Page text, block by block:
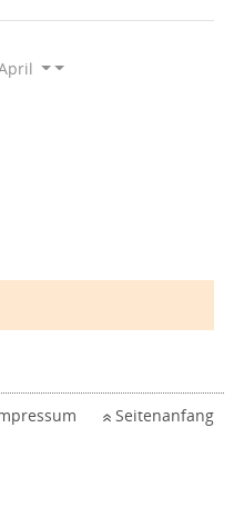
Seitenanfang